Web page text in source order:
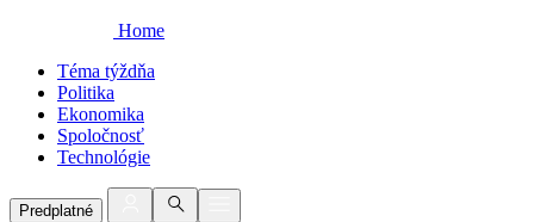
Home
Téma týždňa
Politika
Ekonomika
Spoločnosť
Technológie
Predplatné